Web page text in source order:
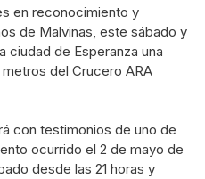
en reconocimiento y
de Malvinas, este sábado y
ciudad de Esperanza una
del Crucero ARA
con testimonios de uno de
ocurrido el 2 de mayo de
desde las 21 horas y